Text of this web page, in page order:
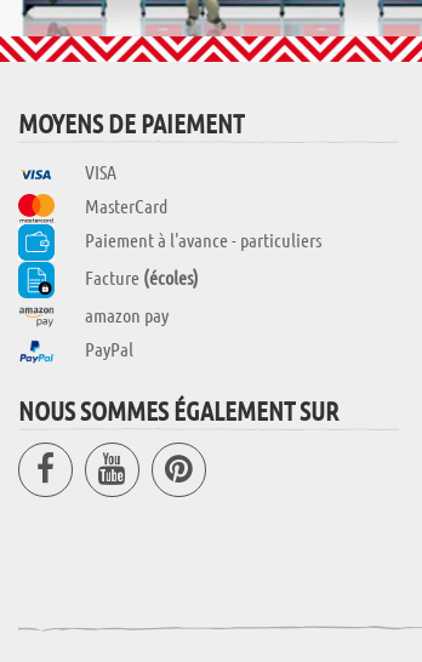
MOYENS DE PAIEMENT
VISA
MasterCard
Paiement à l'avance - particuliers
Facture (écoles)
amazon pay
PayPal
NOUS SOMMES ÉGALEMENT SUR